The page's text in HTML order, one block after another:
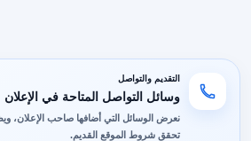
التقديم والتواصل
وسائل التواصل المتاحة في الإعلان
نعرض الوسائل التي أضافها صاحب الإعلان،
تحقق شروط الموقع القديم.